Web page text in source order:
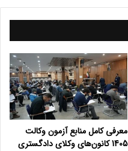
معرفی کامل منابع آزمون وکالت
1405 کانون‌های وکلای دادگستری